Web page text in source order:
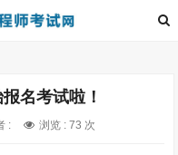
名考试啦！
: 浏览 : 73 次